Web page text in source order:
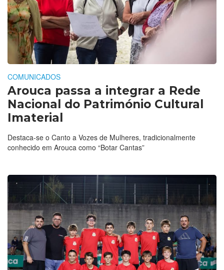
COMUNICADOS
Arouca passa a integrar a Rede
Nacional do Património Cultural
Imaterial
Destaca-se o Canto a Vozes de Mulheres, tradicionalmente
conhecido em Arouca como “Botar Cantas”